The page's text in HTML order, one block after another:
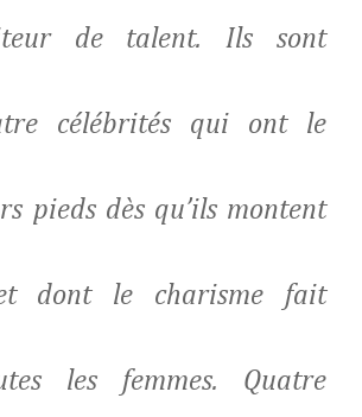
de talent. Ils sont
célébrités qui ont le
pieds dès qu’ils montent
dont le charisme fait
les femmes. Quatre